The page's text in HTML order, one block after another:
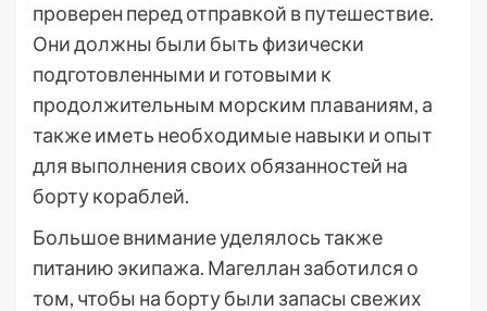
проверен перед отправкой в путешествие.
Они должны были быть физически
подготовленными и готовыми к
продолжительным морским плаваниям, а
также иметь необходимые навыки и опыт
для выполнения своих обязанностей на
борту кораблей.
Большое внимание уделялось также
питанию экипажа. Магеллан заботился о
том, чтобы на борту были запасы свежих